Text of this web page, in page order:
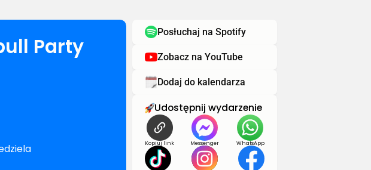
Party
Posłuchaj na Spotify
Zobacz na YouTube
Dodaj do kalendarza
Udostępnij wydarzenie
Kopiuj link Messenger WhatsApp